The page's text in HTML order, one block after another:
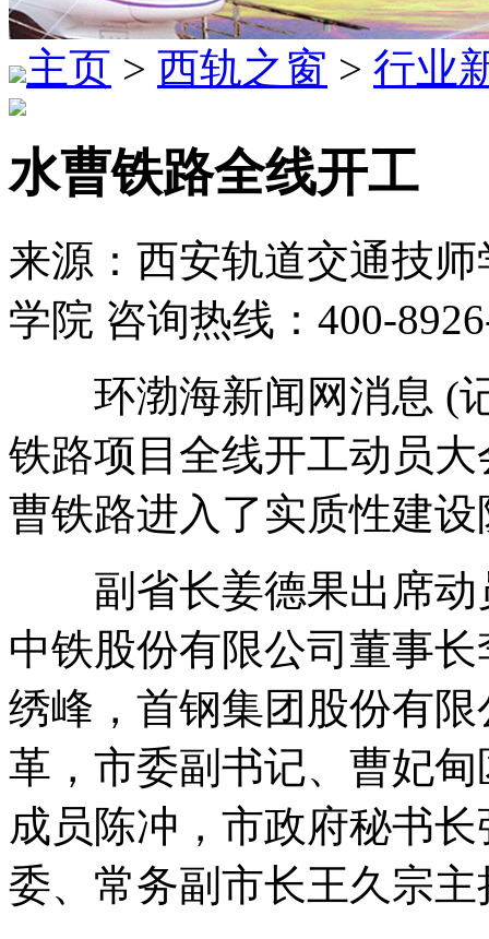
主页 > 西轨之窗 > 行业
水曹铁路全线开工
来源：西安轨道交通技
学院 咨询热线：400-
环渤海新闻网消息 (记
铁路项目全线开工动员
曹铁路进入了实质性建设
副省长姜德果出席动
中铁股份有限公司董事
绣峰，首钢集团股份有
革，市委副书记、曹妃
成员陈冲，市政府秘书
委、常务副市长王久宗主